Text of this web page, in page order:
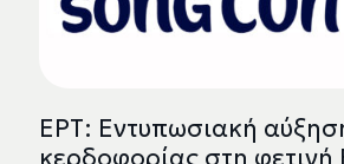
ΕΡΤ: Εντυπωσιακή